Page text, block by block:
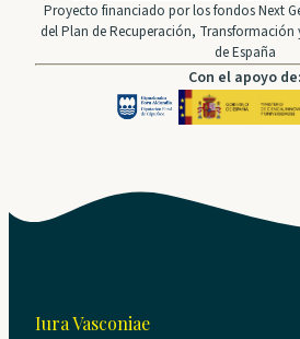
Proyecto financiado por los fondos Next
del Plan de Recuperación, Transformación
de España
Con el apoyo de:
Iura Vasconiae